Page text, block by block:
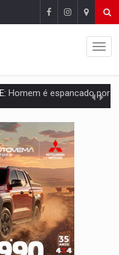
no shopping após colombiana furtar
começam a afetar produtividade e rotina
Plantar árvores não será mais suficiente para
alertam para possível base secreta no satélite
Incêndio destrói carro que era rebocado para oficina
furtando moto na frente do bar
Iniciativa Amazônia+10 lança chamada para fortalecer